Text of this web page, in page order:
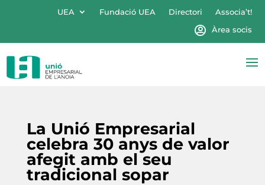
UEA Fundació UEA Directori
Associa’t!
Àrea socis
La Unió Empresarial
celebra 30 anys de valor
afegit amb el seu
tradicional sopar